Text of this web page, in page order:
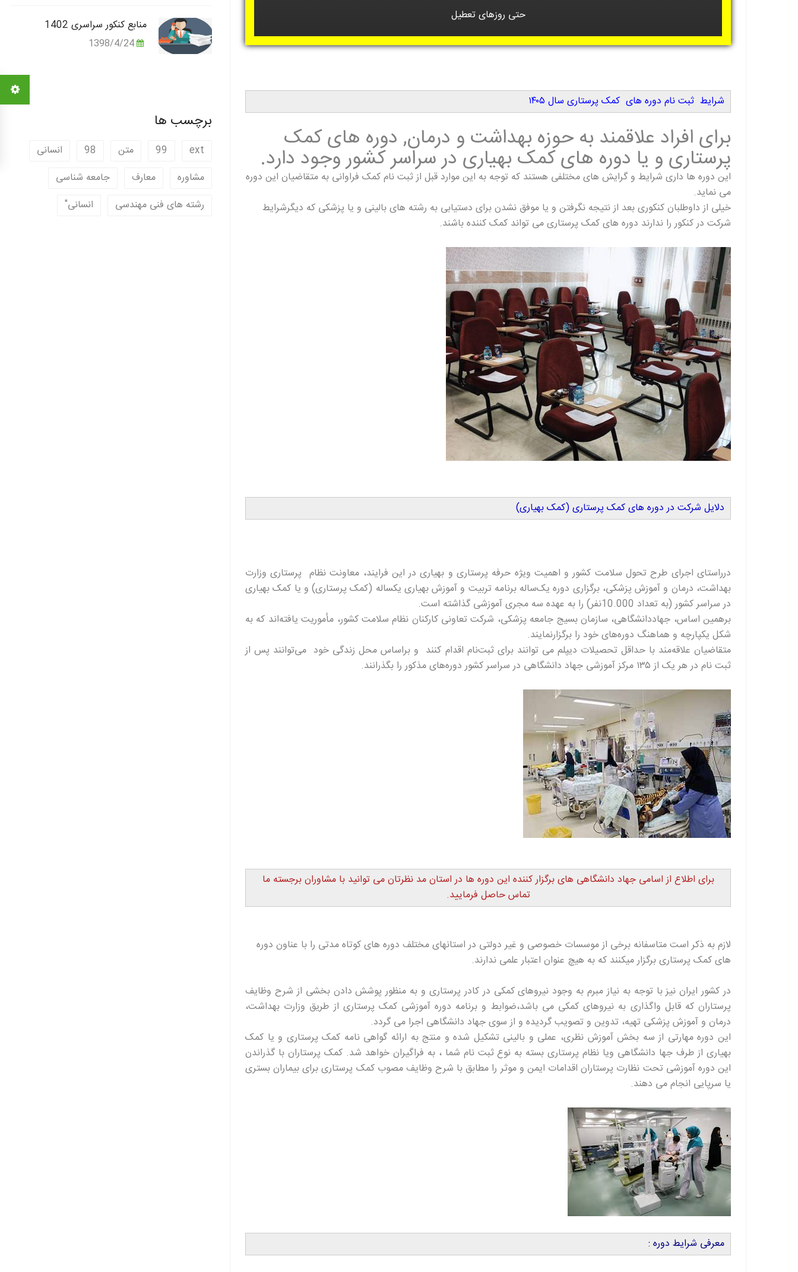
حتی روزهای تعطیل
شرایط ثبت نام دوره های کمک پرستاری سال ۱۴۰۵
برای افراد علاقمند به حوزه بهداشت و درمان, دوره های کمک
پرستاری و یا دوره های کمک بهیاری در سراسر کشور وجود دارد.
این دوره ها داری شرایط و گرایش های مختلفی هستند که توجه به این موارد قبل از ثبت نام کمک فراوانی به متقاضیان این دوره
می نماید.
خیلی از داوطلبان کنکوری بعد از نتیجه نگرفتن و یا موفق نشدن برای دستیابی به رشته های بالینی و یا پزشکی که دیگرشرایط
شرکت در کنکور را ندارند دوره های کمک پرستاری می تواند کمک کننده باشند.
دلایل شرکت در دوره های کمک پرستاری (کمک بهیاری)
درراستای اجرای طرح تحول سلامت کشور و اهمیت ویژه حرفه پرستاری و بهیاری در این فرایند، معاونت نظام پرستاری وزارت
بهداشت، درمان و آموزش پزشکی، برگزاری دوره یک‌ساله برنامه تربیت و آموزش بهیاری یکساله (کمک پرستاری) و یا کمک بهیاری
در سراسر کشور (به تعداد 10.000نفر) را به عهده سه مجری آموزشی گذاشته است.
برهمین اساس، جهاددانشگاهی، سازمان بسیج جامعه پزشکی، شرکت تعاونی کارکنان نظام سلامت کشور، مأموریت یافته‌اند که به
شکل یکپارچه و هماهنگ دوره‌های خود را برگزارنمایند.
متقاضیان علاقه‌مند با حداقل تحصیلات دیپلم می توانند برای ثبت‌نام اقدام کنند و براساس محل زندگی خود می‌توانند پس از
ثبت نام در هر یک از ۱۳۵ مرکز آموزشی جهاد دانشگاهی در سراسر کشور دوره‌های مذکور را بگذرانند.
برای اطلاع از اسامی جهاد دانشگاهی های برگزار کننده این دوره ها در استان مد نظرتان می توانید با مشاوران برجسته ما
تماس حاصل فرمایید.
لازم به ذکر است متاسفانه برخی از موسسات خصوصی و غیر دولتی در استانهای مختلف دوره های کوتاه مدتی را با عناون دوره
های کمک پرستاری برگزار میکنند که به هیچ عنوان اعتبار علمی ندارند.
در کشور ایران نیز با توجه به نیاز مبرم به وجود نیروهای کمکی در کادر پرستاری و به منظور پوشش دادن بخشی از شرح وظایف
پرستاران که قابل واگذاری به نیروهای کمکی می باشد،ضوابط و برنامه دوره آموزشی کمک پرستاری از طریق وزارت بهداشت،
درمان و آموزش پزشکی تهیه، تدوین و تصویب گردیده و از سوی جهاد دانشگاهی اجرا می گردد.
این دوره مهارتی از سه بخش آموزش نظری، عملی و بالینی تشکیل شده و منتج به ارائه گواهی نامه کمک پرستاری و یا کمک
بهیاری از طرف جها دانشگاهی ویا نظام پرستاری بسته به نوع ثبت نام شما ، به فراگیران خواهد شد. کمک پرستاران با گذراندن
این دوره آموزشی تحت نظارت پرستاران اقدامات ایمن و موثر را مطابق با شرح وظایف مصوب کمک پرستاری برای بیماران بستری
یا سرپایی انجام می دهند.
معرفی شرایط دوره :
منابع کنکور سراسری 1402
برچسب ها
ext
99 متن 98
انسانی
مشاوره
معارف
جامعه شناسی
رشته های فنی مهندسی
انسانی"